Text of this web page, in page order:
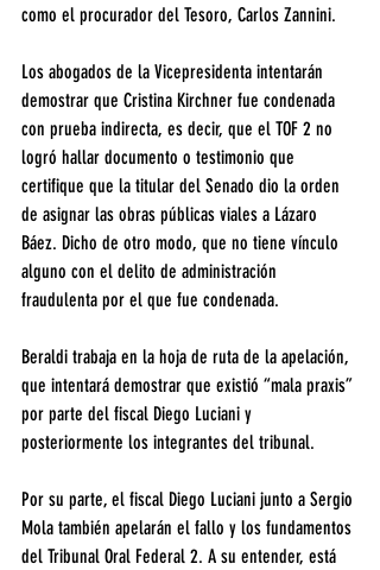
como el procurador del Tesoro, Carlos Zannini.
Los abogados de la Vicepresidenta intentarán
demostrar que Cristina Kirchner fue condenada
con prueba indirecta, es decir, que el TOF 2 no
logró hallar documento o testimonio que
certifique que la titular del Senado dio la orden
de asignar las obras públicas viales a Lázaro
Báez. Dicho de otro modo, que no tiene vínculo
alguno con el delito de administración
fraudulenta por el que fue condenada.
Beraldi trabaja en la hoja de ruta de la apelación,
que intentará demostrar que existió “mala praxis”
por parte del fiscal Diego Luciani y
posteriormente los integrantes del tribunal.
Por su parte, el fiscal Diego Luciani junto a Sergio
Mola también apelarán el fallo y los fundamentos
del Tribunal Oral Federal 2. A su entender, está